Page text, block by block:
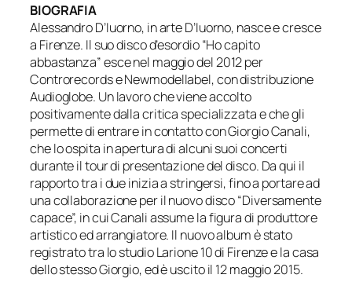
BIOGRAFIA
Alessandro D’Iuorno, in arte D’Iuorno, nasce e cresce
a Firenze. Il suo disco d’esordio “Ho capito
abbastanza” esce nel maggio del 2012 per
Controrecords e Newmodellabel, con distribuzione
Audioglobe. Un lavoro che viene accolto
positivamente dalla critica specializzata e che gli
permette di entrare in contatto con Giorgio Canali,
che lo ospita in apertura di alcuni suoi concerti
durante il tour di presentazione del disco. Da qui il
rapporto tra i due inizia a stringersi, fino a portare ad
una collaborazione per il nuovo disco “Diversamente
capace”, in cui Canali assume la figura di produttore
artistico ed arrangiatore. Il nuovo album è stato
registrato tra lo studio Larione 10 di Firenze e la casa
dello stesso Giorgio, ed è uscito il 12 maggio 2015.